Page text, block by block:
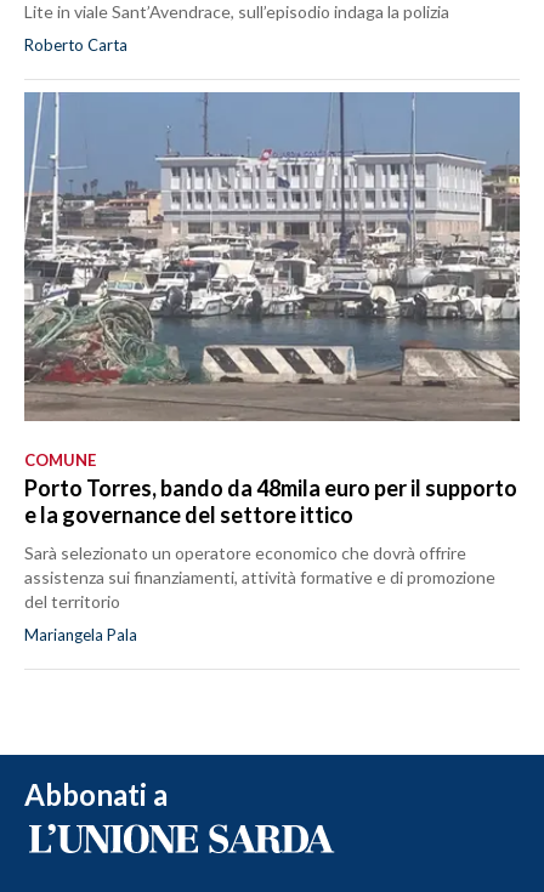
Lite in viale Sant’Avendrace, sull’episodio indaga la polizia
Roberto Carta
COMUNE
Porto Torres, bando da 48mila euro per il supporto
e la governance del settore ittico
Sarà selezionato un operatore economico che dovrà offrire
assistenza sui finanziamenti, attività formative e di promozione
del territorio
Mariangela Pala
Abbonati a